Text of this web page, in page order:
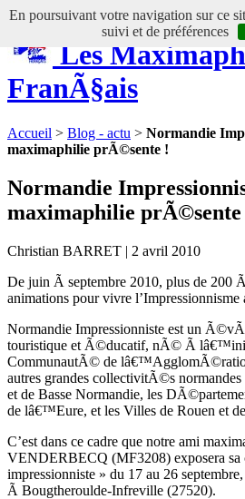
En poursuivant votre navigation sur ce
suivi et de préférences
Les
FranÃ§ais
Accueil > Blog - actu > Normandie
maximaphilie prÃ©sente !
Normandie
maximaphilie prÃ©sente
Christian BARRET | 2 avril 2010
De juin Ã septembre 2010, plus de 200
animations pour vivre
Normandie Impressionniste est un
touristique et Ã©ducatif, nÃ© Ã
CommunautÃ© de
autres grandes collectivitÃ©s
et de Basse Normandie, les
de lâ€™Eure, et les Villes de Rouen et
C’est dans ce cadre que notre ami
VENDERBECQ (MF3208) exposera sa
impressionniste » du 17 au 26
Ã Bougtheroulde-Infreville (27520).